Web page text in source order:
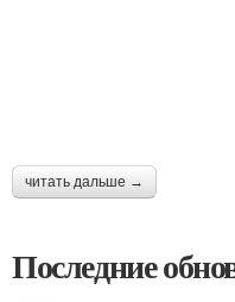
читать дальше →
Последние